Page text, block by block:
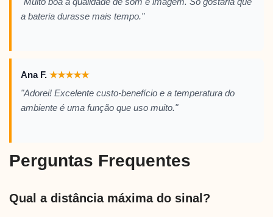
a bateria durasse mais tempo."
Ana F. ★★★★★
"Adorei! Excelente custo-benefício e a temperatura do
ambiente é uma função que uso muito."
Perguntas Frequentes
Qual a distância máxima do sinal?